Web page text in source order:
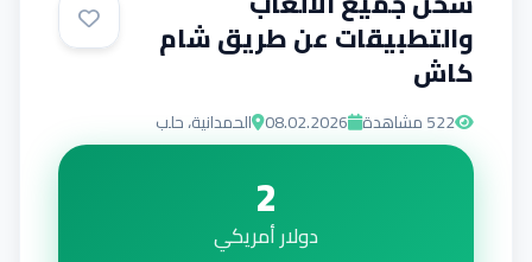
والتطبيقات عن طريق شام
كاش
522مشاهدة 08.02.2026 الحمدانية، حلب
2
دولار أمريكي